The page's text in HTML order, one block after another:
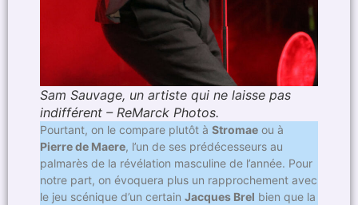
Sam Sauvage, un artiste qui ne laisse pas
indifférent – ReMarck Photos.
Pourtant, on le compare plutôt à Stromae ou à
Pierre de Maere, l’un de ses prédécesseurs au
palmarès de la révélation masculine de l’année. Pour
notre part, on évoquera plus un rapprochement avec
le jeu scénique d’un certain Jacques Brel bien que la